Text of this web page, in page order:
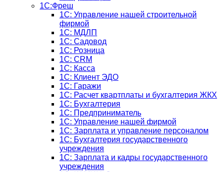
1С:Фреш
1С: Управление нашей строительной
фирмой
1С: МДЛП
1С: Садовод
1С: Розница
1C: CRM
1C: Касса
1С: Клиент ЭДО
1С: Гаражи
1C: Расчет квартплаты и бухгалтерия ЖКХ
1C: Бухгалтерия
1C: Предприниматель
1C: Управление нашей фирмой
1C: Зарплата и управление персоналом
1C: Бухгалтерия государственного
учреждения
1C: Зарплата и кадры государственного
учреждения